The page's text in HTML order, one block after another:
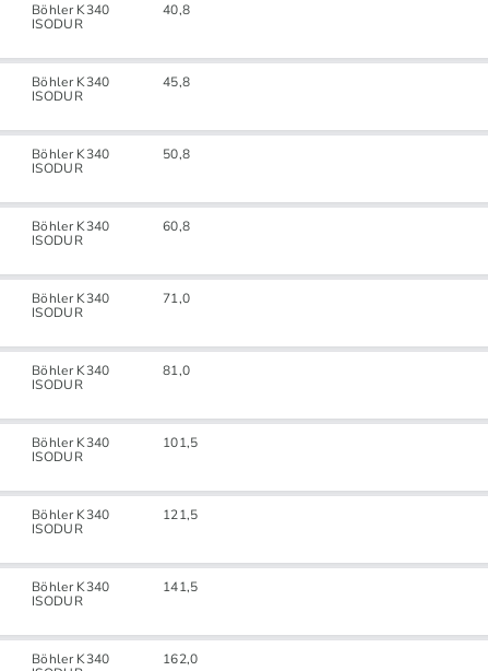
Böhler K340
ISODUR
40,8
Böhler K340
ISODUR
45,8
Böhler K340
ISODUR
50,8
Böhler K340
ISODUR
60,8
Böhler K340
ISODUR
71,0
Böhler K340
ISODUR
81,0
Böhler K340
ISODUR
101,5
Böhler K340
ISODUR
121,5
Böhler K340
ISODUR
141,5
Böhler K340
162,0